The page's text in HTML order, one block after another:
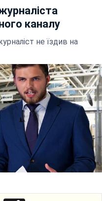
каналу
не їздив на